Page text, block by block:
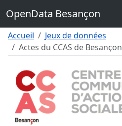
Menu
Pied de page
OpenData Besançon
Accueil
Jeux de données
Actes du CCAS de Besançon